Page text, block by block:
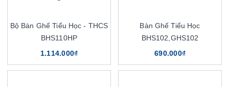
Bộ Bàn Ghế Tiểu Học - THCS
BHS110HP
1.114.000₫
Bàn Ghế Tiểu Học
BHS102,GHS102
690.000₫